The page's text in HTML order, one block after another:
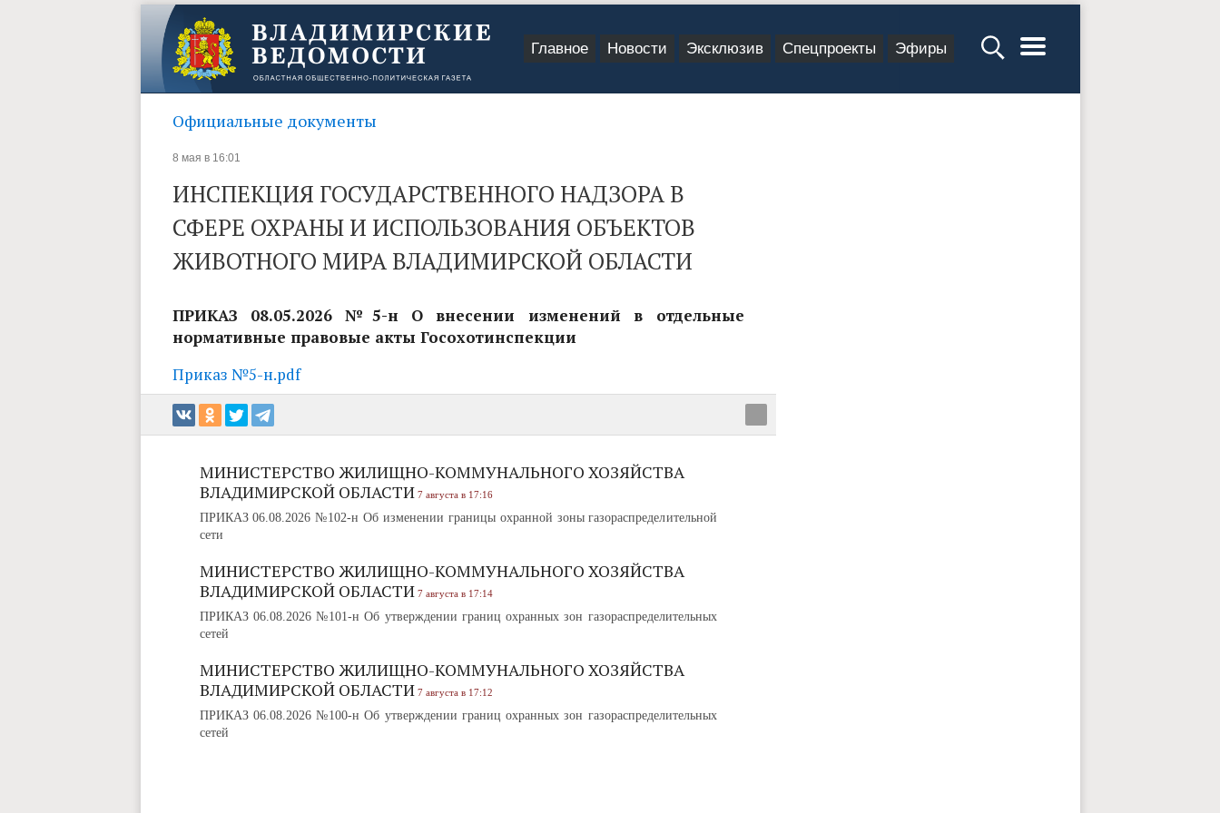
Главное Новости Эксклюзив Спецпроекты Эфиры
Официальные документы
8 мая в 16:01
ИНСПЕКЦИЯ ГОСУДАРСТВЕННОГО НАДЗОРА В
СФЕРЕ ОХРАНЫ И ИСПОЛЬЗОВАНИЯ ОБЪЕКТОВ
ЖИВОТНОГО МИРА ВЛАДИМИРСКОЙ ОБЛАСТИ
ПРИКАЗ 08.05.2026 №5-н О внесении изменений в отдельные
нормативные правовые акты Госохотинспекции
Приказ №5-н.pdf
МИНИСТЕРСТВО ЖИЛИЩНО-КОММУНАЛЬНОГО ХОЗЯЙСТВА
ВЛАДИМИРСКОЙ ОБЛАСТИ 7 августа в 17:16
ПРИКАЗ 06.08.2026 №102-н Об изменении границы охранной зоны газораспределительной
сети
МИНИСТЕРСТВО ЖИЛИЩНО-КОММУНАЛЬНОГО ХОЗЯЙСТВА
ВЛАДИМИРСКОЙ ОБЛАСТИ 7 августа в 17:14
ПРИКАЗ 06.08.2026 №101-н Об утверждении границ охранных зон газораспределительных
сетей
МИНИСТЕРСТВО ЖИЛИЩНО-КОММУНАЛЬНОГО ХОЗЯЙСТВА
ВЛАДИМИРСКОЙ ОБЛАСТИ 7 августа в 17:12
ПРИКАЗ 06.08.2026 №100-н Об утверждении границ охранных зон газораспределительных
сетей